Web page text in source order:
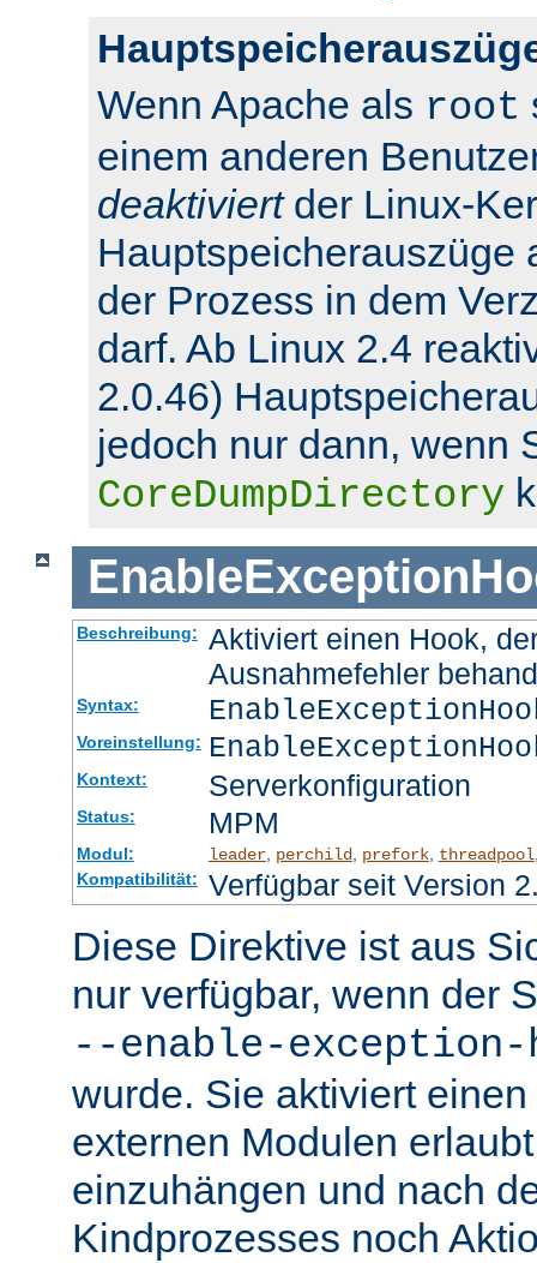
Wenn Apache als root
einem anderen
deaktiviertder Linux-
Hauptspeicherauszüge
der Prozess in dem
darf. Ab Linux 2.4
2.0.46)
jedoch nur dann, wenn
CoreDumpDirectory
Beschreibung:
Aktiviert einen Hook,
Ausnahmefehler
Syntax:
Voreinstellung:
Kontext: Serverkonfiguration
Status: MPM
Modul: leader, perchild, prefork, threadpool
Kompatibilität:
Verfügbar seit Version
Diese Direktive ist aus
nur verfügbar, wenn der
--enable-exception-
wurde. Sie aktiviert
externen Modulen
einzuhängen und nach
Kindprozesses noch